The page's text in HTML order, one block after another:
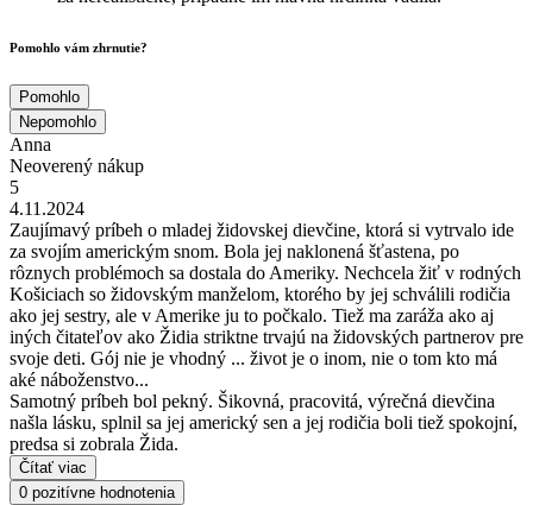
Pomohlo vám zhrnutie?
Pomohlo
Nepomohlo
Anna
Neoverený nákup
5
4.11.2024
Zaujímavý príbeh o mladej židovskej dievčine, ktorá si vytrvalo ide
za svojím americkým snom. Bola jej naklonená šťastena, po
rôznych problémoch sa dostala do Ameriky. Nechcela žiť v rodných
Košiciach so židovským manželom, ktorého by jej schválili rodičia
ako jej sestry, ale v Amerike ju to počkalo. Tiež ma zaráža ako aj
iných čitateľov ako Židia striktne trvajú na židovských partnerov pre
svoje deti. Gój nie je vhodný ... život je o inom, nie o tom kto má
aké náboženstvo...
Samotný príbeh bol pekný. Šikovná, pracovitá, výrečná dievčina
našla lásku, splnil sa jej americký sen a jej rodičia boli tiež spokojní,
predsa si zobrala Žida.
Čítať viac
0 pozitívne hodnotenia